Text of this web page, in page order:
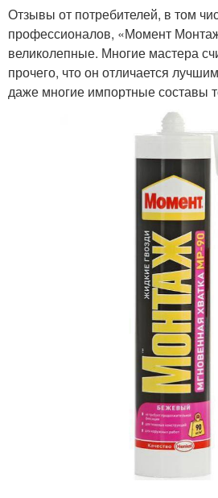
Отзывы от потребителей, в том
профессионалов, «Момент
великолепные. Многие мастера
прочего, что он отличается
даже многие импортные составы